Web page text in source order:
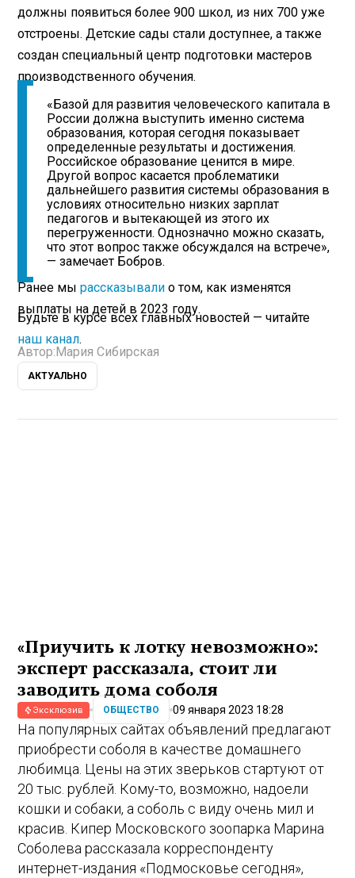
должны появиться более 900 школ, из них 700 уже
отстроены. Детские сады стали доступнее, а также
создан специальный центр подготовки мастеров
производственного обучения.
«Базой для развития человеческого капитала в
России должна выступить именно система
образования, которая сегодня показывает
определенные результаты и достижения.
Российское образование ценится в мире.
Другой вопрос касается проблематики
дальнейшего развития системы образования в
условиях относительно низких зарплат
педагогов и вытекающей из этого их
перегруженности. Однозначно можно сказать,
что этот вопрос также обсуждался на встрече»,
— замечает Бобров.
Ранее мырассказывали о том, как изменятся
выплаты на детей в 2023 году.
Будьте в курсе всех главных новостей — читайте
наш канал.
Автор: Мария Сибирская
АКТУАЛЬНО
«Приучить к лотку невозможно»:
эксперт рассказала, стоит ли
заводить дома соболя
Эксклюзив ОБЩЕСТВО 09 января 2023 18:28
На популярных сайтах объявлений предлагают
приобрести соболя в качестве домашнего
любимца. Цены на этих зверьков стартуют от
20 тыс. рублей. Кому-то, возможно, надоели
кошки и собаки, а соболь с виду очень мил и
красив. Кипер Московского зоопарка Марина
Соболева рассказала корреспонденту
интернет-издания «Подмосковье сегодня»,